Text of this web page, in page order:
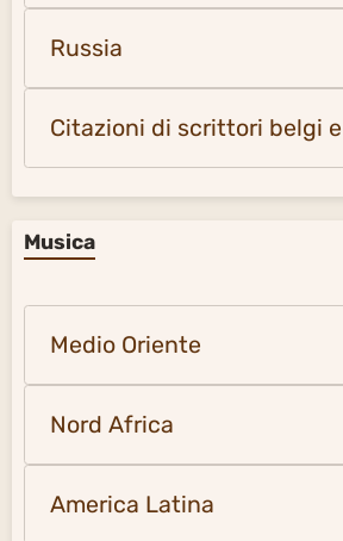
Russia
Citazioni di scrittori belgi
Musica
Medio Oriente
Nord Africa
America Latina